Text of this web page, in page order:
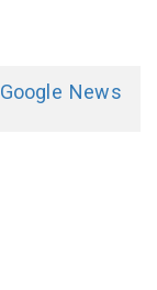
Google News